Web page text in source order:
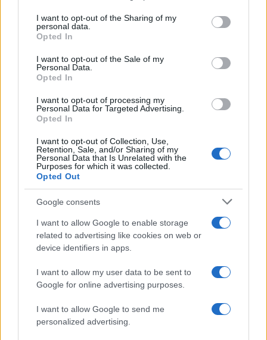
not limited to your visit or usage behaviour. You may click to
grant or deny consent to Google and its third-party tags to
use your data for below specified purposes in below Google
consent section.
I want to opt-out of the Sharing of my
personal data.
Opted In
I want to opt-out of the Sale of my
Personal Data.
Opted In
I want to opt-out of processing my
Personal Data for Targeted Advertising.
Opted In
I want to opt-out of Collection, Use,
Retention, Sale, and/or Sharing of my
Personal Data that Is Unrelated with the
Purposes for which it was collected.
Opted Out
Google consents
I want to allow Google to enable storage
related to advertising like cookies on web or
device identifiers in apps.
I want to allow my user data to be sent to
Google for online advertising purposes.
I want to allow Google to send me
personalized advertising.
Άνεμοι: βόρειοι βορειοδυτικοί 3 με 5 και
βαθμιαία στα πελάγη τοπικά 6 μποφόρ.
Αν τα χάσατε